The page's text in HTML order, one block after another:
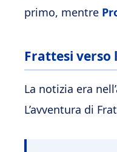
primo, mentre
Frattesi verso
La notizia era
L’avventura di